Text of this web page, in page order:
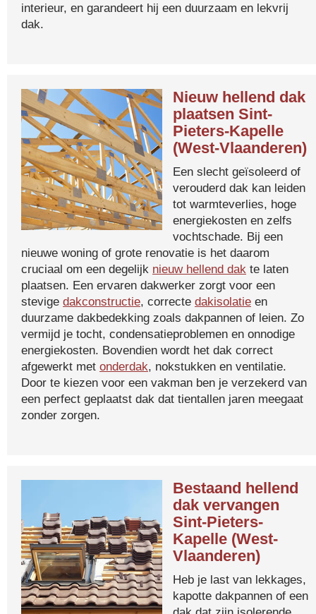
interieur, en garandeert hij een duurzaam en lekvrij
dak.
Nieuw hellend dak
plaatsen Sint-
Pieters-Kapelle
(West-Vlaanderen)
Een slecht geïsoleerd of
verouderd dak kan leiden
tot warmteverlies, hoge
energiekosten en zelfs
vochtschade. Bij een
nieuwe woning of grote renovatie is het daarom
cruciaal om een degelijk nieuw hellend dak te laten
plaatsen. Een ervaren dakwerker zorgt voor een
stevige dakconstructie, correcte dakisolatie en
duurzame dakbedekking zoals dakpannen of leien. Zo
vermijd je tocht, condensatieproblemen en onnodige
energiekosten. Bovendien wordt het dak correct
afgewerkt met onderdak, nokstukken en ventilatie.
Door te kiezen voor een vakman ben je verzekerd van
een perfect geplaatst dak dat tientallen jaren meegaat
zonder zorgen.
Bestaand hellend
dak vervangen
Sint-Pieters-
Kapelle (West-
Vlaanderen)
Heb je last van lekkages,
kapotte dakpannen of een